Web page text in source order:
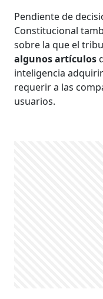
Pendiente de
Constitucional
sobre la que el
algunos artículos
inteligencia
requerir a las
usuarios.